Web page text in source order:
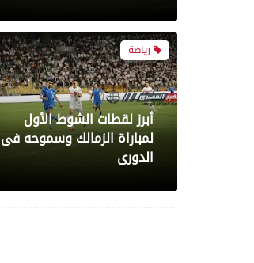
رياضة
أبرز لقطات الشوط الأول
لمباراة الزمالك وسموحه فى
الدورى